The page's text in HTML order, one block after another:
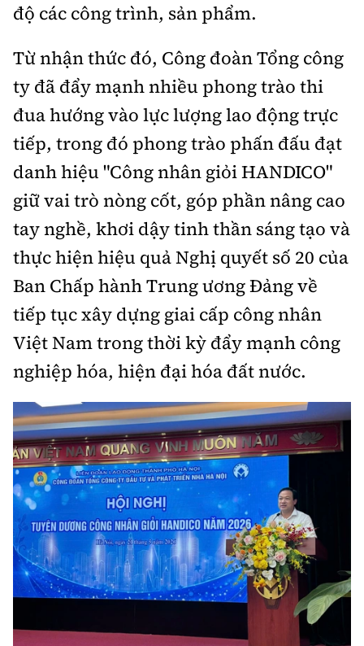
độ các công trình, sản phẩm.
Từ nhận thức đó, Công đoàn Tổng công
ty đã đẩy mạnh nhiều phong trào thi
đua hướng vào lực lượng lao động trực
tiếp, trong đó phong trào phấn đấu đạt
danh hiệu "Công nhân giỏi HANDICO"
giữ vai trò nòng cốt, góp phần nâng cao
tay nghề, khơi dậy tinh thần sáng tạo và
thực hiện hiệu quả Nghị quyết số 20 của
Ban Chấp hành Trung ương Đảng về
tiếp tục xây dựng giai cấp công nhân
Việt Nam trong thời kỳ đẩy mạnh công
nghiệp hóa, hiện đại hóa đất nước.